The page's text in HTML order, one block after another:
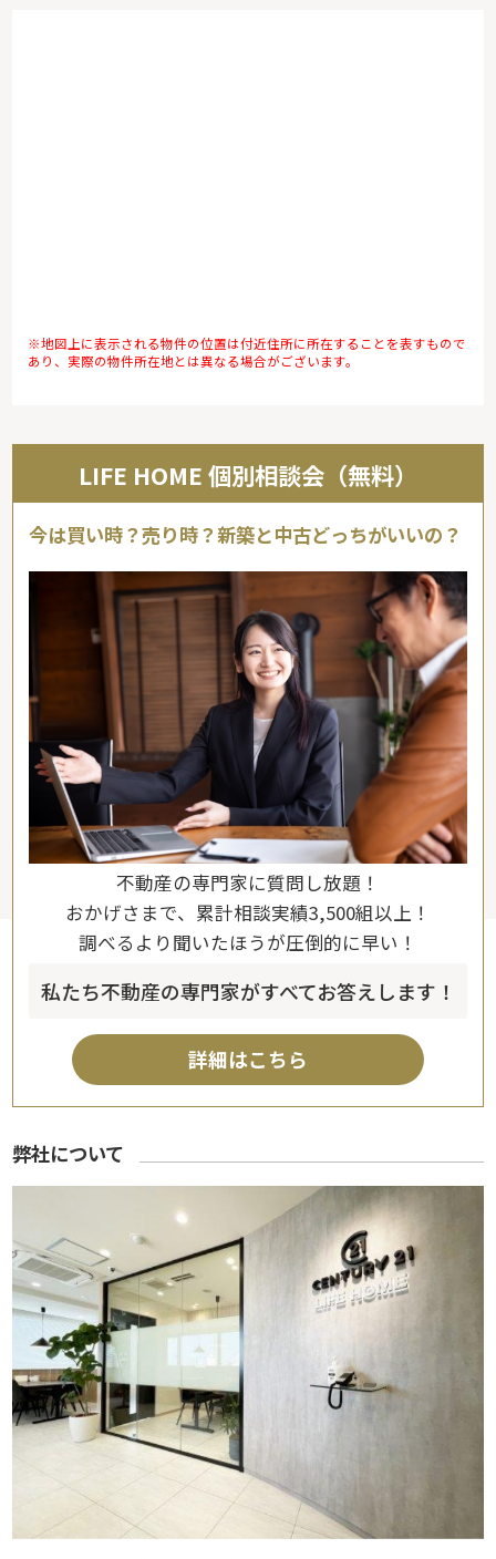
※地図上に表示される物件の位置は付近住所に所在することを表すもので
あり、実際の物件所在地とは異なる場合がございます。
LIFE HOME 個別相談会（無料）
今は買い時？売り時？新築と中古どっちがいいの？
不動産の専門家に質問し放題！
おかげさまで、累計相談実績3,500組以上！
調べるより聞いたほうが圧倒的に早い！
私たち不動産の専門家がすべてお答えします！
詳細はこちら
弊社について